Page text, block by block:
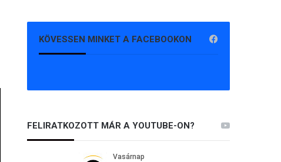
KÖVESSEN MINKET A FACEBOOKON
FELIRATKOZOTT MÁR A YOUTUBE-ON?